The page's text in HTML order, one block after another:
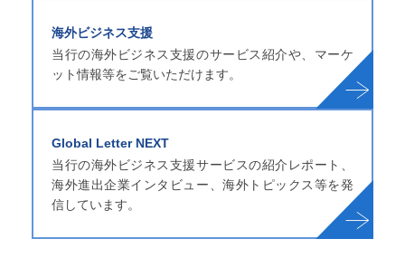
海外ビジネス支援
当行の海外ビジネス支援のサービス紹介や、 マーケ
ット情報等をご覧いただけます。
Global Letter NEXT
当行の海外ビジネス支援サービスの紹介レポート、
海外進出企業インタビュー、海外トピックス等を発
信しています。